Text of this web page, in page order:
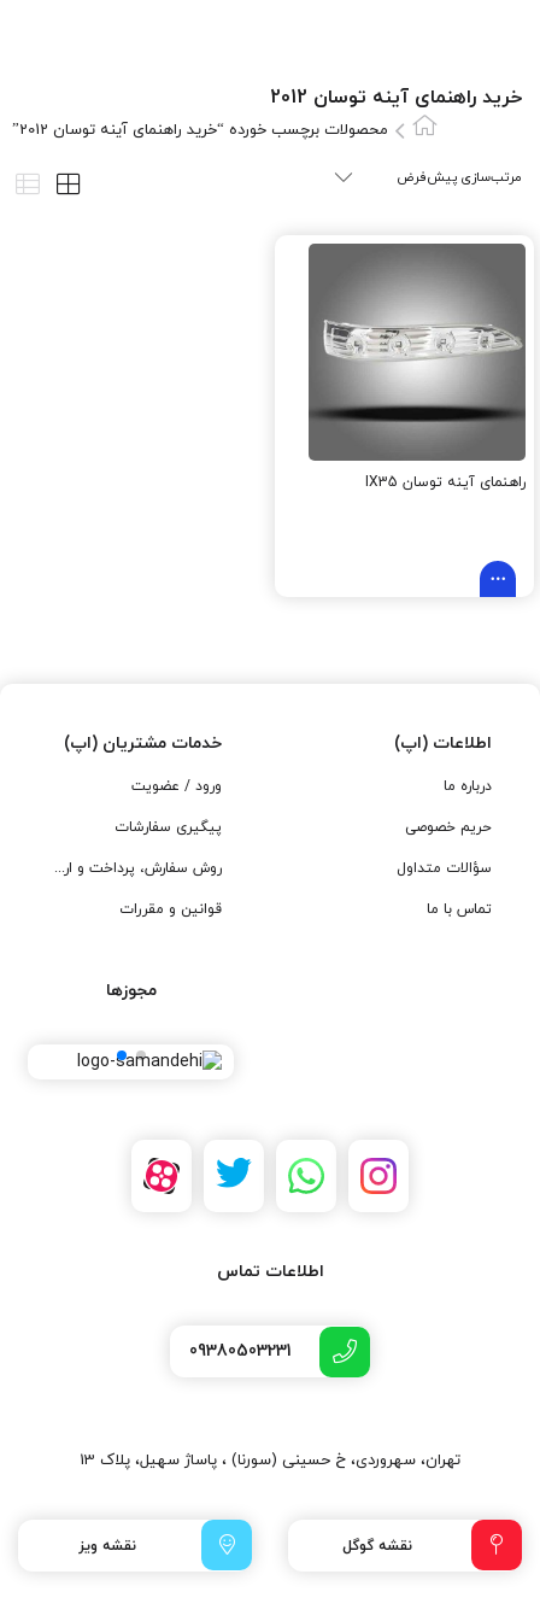
خرید راهنمای آینه توسان 2012
محصولات برچسب خورده “خرید راهنمای آینه توسان 2012”
راهنمای آینه توسان IX35
اطلاعات (اپ)
درباره ما
حریم خصوصی
سؤالات متداول
تماس با ما
خدمات مشتریان (اپ)
ورود / عضویت
پیگیری سفارشات
روش سفارش، پرداخت و ارسال
قوانین و مقررات
مجوزها
اطلاعات تماس
09380503231
تهران، سهروردی، خ حسینی (سورنا) ، پاساژ سهیل، پلاک 13
نقشه گوگل نقشه ویز